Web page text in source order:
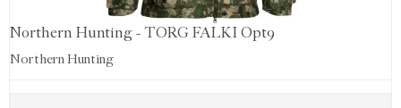
Northern Hunting - TORG FALKI Opt9
Northern Hunting